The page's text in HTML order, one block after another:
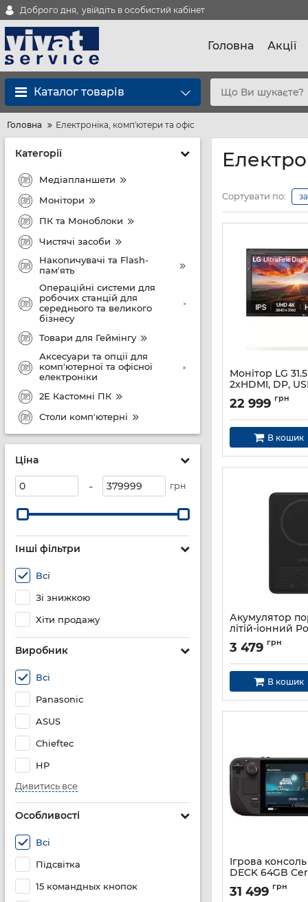
Доброго дня, увійдіть в особистий кабінет
Головна Акції
Каталог товарів
Головна Електроніка, комп'ютери та офіс
Категорії
Медіапланшети
Монітори
ПК та Моноблоки
Чистячі засоби
Накопичувачі та Flash-
пам'ять
Операційні системи для
робочих станцій для
середнього та великого
бізнесу
Товари для Геймінгу
Аксесуари та опції для
комп'ютерної та офісної
електроніки
2E Кастомні ПК
Столи комп'ютерні
Ціна
- грн
Інші фільтри
Всі
Зі знижкою
Хіти продажу
Виробник
Всі
Panasonic
ASUS
Chieftec
HP
Дивитись все
Особливості
Всі
Підсвітка
15 командных кнопок
Сортувати по:
Монітор LG
2xHDMI, DP,
3840x2160,
HDR10
Артикул:
22 999 грн
В кошик
Акумулятор
літій-іонний
Belkin
PD/Qi2 15Вт,
Kickstand,
Артикул:
3 479 грн
В кошик
Ігрова
DECK 64GB
Refurbished
Артикул: 1010_64CR
31 499 грн